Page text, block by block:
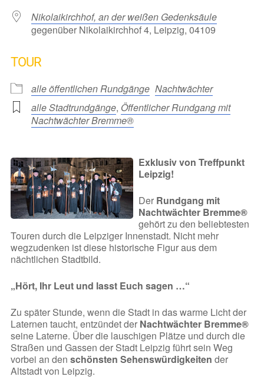
Nikolaikirchhof, an der weißen Gedenksäule
gegenüber Nikolaikirchhof 4, Leipzig, 04109
TOUR
alle öffentlichen Rundgänge Nachtwächter
alle Stadtrundgänge, Öffentlicher Rundgang mit
Nachtwächter Bremme®
Exklusiv von Treffpunkt
Leipzig!
Der Rundgang mit
Nachtwächter Bremme®
gehört zu den beliebtesten
Touren durch die Leipziger Innenstadt. Nicht mehr
wegzudenken ist diese historische Figur aus dem
nächtlichen Stadtbild.
„Hört, Ihr Leut und lasst Euch sagen …“
Zu später Stunde, wenn die Stadt in das warme Licht der
Laternen taucht, entzündet der Nachtwächter Bremme®
seine Laterne. Über die lauschigen Plätze und durch die
Straßen und Gassen der Stadt Leipzig führt sein Weg
vorbei an den schönsten Sehenswürdigkeiten der
Altstadt von Leipzig.